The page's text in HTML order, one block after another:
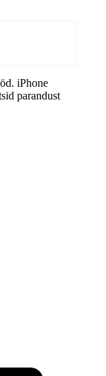
iPhone
parandust